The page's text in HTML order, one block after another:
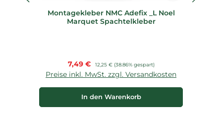
Montagekleber NMC Adefix _L Noel
Marquet Spachtelkleber
Verkaufspreis:
7,49 € Regulärer Preis:
12,25 € (38.86% gespart)
Preise inkl. MwSt. zzgl. Versandkosten
In den Warenkorb